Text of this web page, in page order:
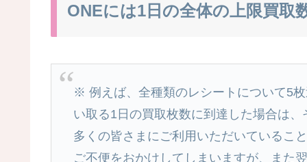
ONEには1日の全体の上限買取
※ 例えば、全種類のレシートについて5
い取る1日の買取枚数に到達した場合は
多くの皆さまにご利用いただいているこ
ご不便をおかけしてしまいますが、また